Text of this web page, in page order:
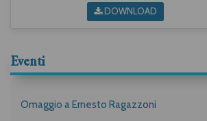
DOWNLOAD
Eventi
Omaggio a Ernesto Ragazzoni